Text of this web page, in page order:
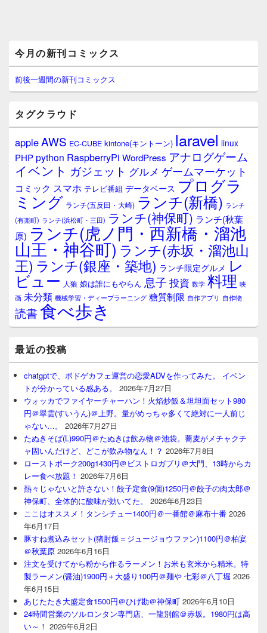
イ
ン
サ
イ
ウ
ィ
ジ
ェ
ア
今月の新刊コミックス
前後一週間の新刊コミックス
タグクラウド
appleAWS EC-CUBE kintone(キントーン) laravel linux
PHPpython RaspberryPi WordPress アナログゲーム
イベント ガジェット グルメ ゲームマーケット
コミック スマホ テレビ番組 データベース プログラ
ミング ランチ(五反田・大崎) ランチ(新橋) ランチ
(有楽町) ランチ(浜松町・三田) ランチ(神保町) ランチ(秋葉
原) ランチ(虎ノ門・西新橋・溜池
山王・神谷町) ランチ(赤坂・溜池山
王) ランチ(銀座・築地) ランチ限定グルメ レ
ビュー 人狼 娘は誰にもやらん 息子 投資 数学 料理 映
画 未分類 機械学習・ディープラーニング 糖質制限 自作アプリ 自作物
読書食べ歩き
最近の投稿
chatgptで、ボドゲカフェ運営の恋愛ADVを作ってみた。 イベン
トが分かっている感ある。
2026年7月27日
ウォッカでファイヤーチャーハン！火焰炒飯＆坦坦面セット980
円＠翠雲(すいうん)＠上野。量がめっちゃ多くて絶対に一人前じ
ゃない…。
2026年7月27日
たぬきそば(L)990円＠たぬきは飲み物＠池袋。蕎麦がメチャクチ
ャ固いんだけど、どこが飲み物なん！？ 2026年7月8日
ローストポーク200g1430円＠ビストロガブリ＠大門、13時からカ
レー食べ放題！ 2026年7月6日
熱々じゃないと許さない！餃子定食(9個)1250円＠餃子の肉太郎＠
神保町、全体的に酸味が効いてた。
2026年6月23日
ここはオススメ！タンシチュー1400円＠一番館＠麻布十番 2026
年6月17日
豚すね煮込みセット(猪肘飯＝ジュージョウファン)1100円＠柏宴
＠秋葉原 2026年6月16日
注文を受けてから粉から作るラーメン！お米も玄米から精米。特
製ラーメン(醤油)1900円＋大盛り100円＠麺や 七彩＠八丁堀 2026
年6月15日
あじたたき大盛定食1500円＠ひげ勘＠神保町 2026年6月10日
24時間営業のソルロンタン専門店、一龍別館＠赤坂。1980円は高
い～！ 2026年6月2日